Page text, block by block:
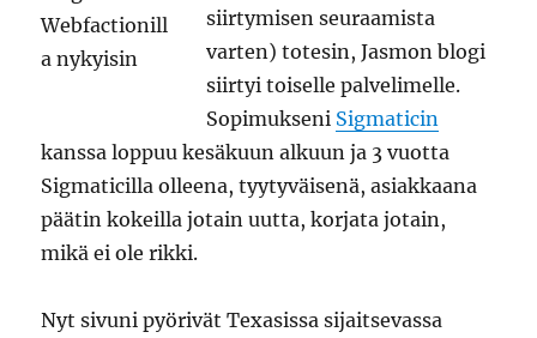
siirtymisen seuraamista
varten) totesin, Jasmon blogi
siirtyi toiselle palvelimelle.
Sopimukseni Sigmaticin
kanssa loppuu kesäkuun alkuun ja 3 vuotta
Sigmaticilla olleena, tyytyväisenä, asiakkaana
päätin kokeilla jotain uutta, korjata jotain,
mikä ei ole rikki.
Nyt sivuni pyörivät Texasissa sijaitsevassa